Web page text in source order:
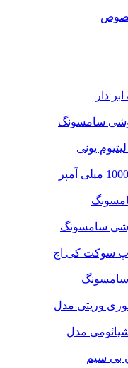
دار
پاپ سوکت کی اچ
سامسونگ